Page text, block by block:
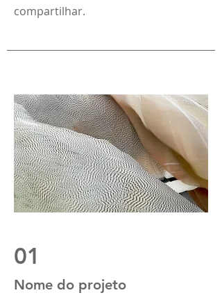
compartilhar.
01
Nome do projeto